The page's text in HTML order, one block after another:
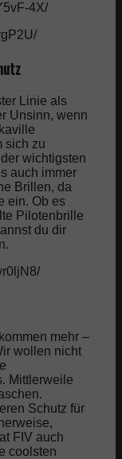
4X/
Linie als
Unsinn, wenn
sich zu
wichtigsten
auch immer
Brillen, da
ein. Ob es
Pilotenbrille
du dir
mehr –
wollen nicht
Mittlerweile
Schutz für
FIV auch
coolsten